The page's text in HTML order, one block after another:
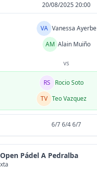
20/08/2025 20:00
VA Vanessa Ayerbe
AM Alain Muiño
vs
RS
Rocio Soto
TV Teo Vazquez
6/7 6/4 6/7
Pádel A Pedralba